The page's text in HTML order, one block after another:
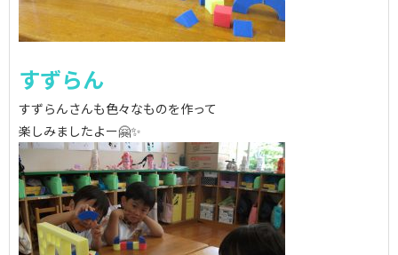
すずらん
すずらんさんも色々なものを作って
楽しみましたよー🤗✨